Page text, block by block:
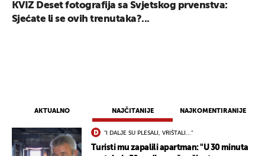
AKTUALNO NAJČITANIJE NAJKOMENTIRANIJE
"I DALJE SU PLESALI, VRIŠTALI..."
Turisti mu zapalili apartman: "U 30 minuta
KVIZ Deset fotografija sa Svjetskog prvenstva:
Sjećate li se ovih trenutaka?...